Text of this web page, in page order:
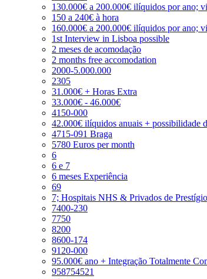
130.000€ a 200.000€ ilíquidos por ano;
150 a 240€ à hora
160.000€ a 200.000€ ilíquidos por ano;
1st Interview in Lisboa possible
2 meses de acomodação
2 months free accomodation
2000-5.000.000
2305
31.000€ + Horas Extra
33.000€ - 46.000€
4150-000
42.000€ ilíquidos anuais + possibilidade
4715-091 Braga
5780 Euros per month
6
6 e 7
6 meses Experiência
69
7; Hospitais NHS & Privados de
7400-230
7750
8200
8600-174
9120-000
95.000€ ano + Integração Totalmente
958754521